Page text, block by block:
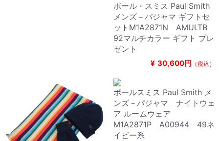
ポール・スミス Paul Smith
メンズ－パジャマ ギフトセ
ットM1A2871N AMULTB
92マルチカラー ギフト プレ
ゼント
¥ 30,600円 （税込）
ポールスミス Paul Smith メ
ンズ－パジャマ ナイトウェ
ア ルームウェア
M1A2871P A00944 49ネ
イビー系